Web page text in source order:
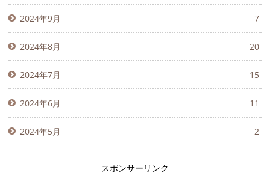
2024年9月 7
2024年8月 20
2024年7月 15
2024年6月 11
2024年5月 2
スポンサーリンク